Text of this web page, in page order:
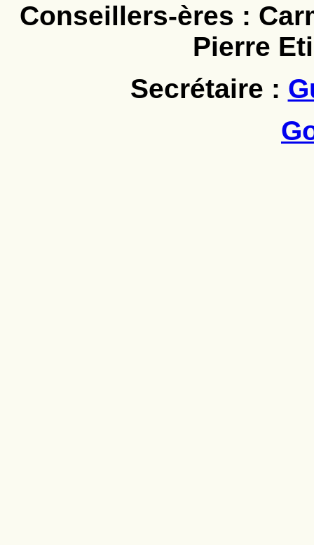
Conseillers-ères :
Pierre
Secrétaire :